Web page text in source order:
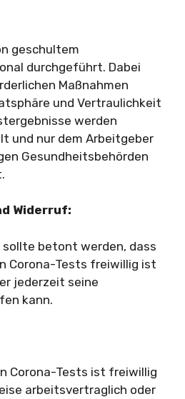
geschultem
durchgeführt. Dabei
Maßnahmen
und Vertraulichkeit
werden
und nur dem Arbeitgeber
Gesundheitsbehörden
Widerruf:
betont werden, dass
Corona-Tests freiwillig ist
jederzeit seine
kann.
Corona-Tests ist freiwillig
arbeitsvertraglich oder